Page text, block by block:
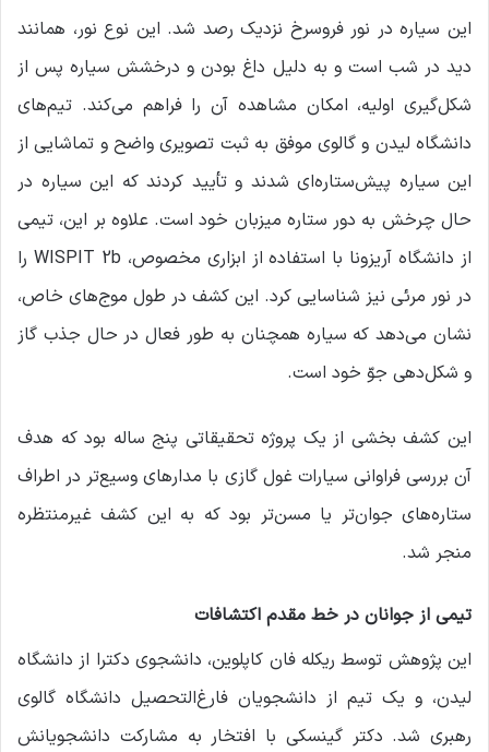
این سیاره در نور فروسرخ نزدیک رصد شد. این نوع نور، همانند
دید در شب است و به دلیل داغ بودن و درخشش سیاره پس از
شکل‌گیری اولیه، امکان مشاهده آن را فراهم می‌کند. تیم‌های
دانشگاه لیدن و گالوی موفق به ثبت تصویری واضح و تماشایی از
این سیاره پیش‌ستاره‌ای شدند و تأیید کردند که این سیاره در
حال چرخش به دور ستاره میزبان خود است. علاوه بر این، تیمی
از دانشگاه آریزونا با استفاده از ابزاری مخصوص، WISPIT 2b را
در نور مرئی نیز شناسایی کرد. این کشف در طول موج‌های خاص،
نشان می‌دهد که سیاره همچنان به طور فعال در حال جذب گاز
و شکل‌دهی جوّ خود است.
این کشف بخشی از یک پروژه تحقیقاتی پنج ساله بود که هدف
آن بررسی فراوانی سیارات غول گازی با مدارهای وسیع‌تر در اطراف
ستاره‌های جوان‌تر یا مسن‌تر بود که به این کشف غیرمنتظره
منجر شد.
تیمی از جوانان در خط مقدم اکتشافات
این پژوهش توسط ریکله فان کاپلوین، دانشجوی دکترا از دانشگاه
لیدن، و یک تیم از دانشجویان فارغ‌التحصیل دانشگاه گالوی
رهبری شد. دکتر گینسکی با افتخار به مشارکت دانشجویانش